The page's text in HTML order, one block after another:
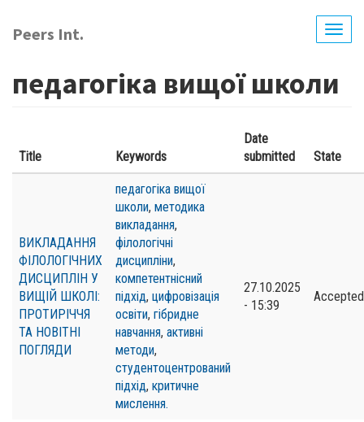
до
основного
Peers Int.
педагогіка вищої школи
Title Keywords
Date
submitted
State
ВИКЛАДАННЯ
ФІЛОЛОГІЧНИХ
ДИСЦИПЛІН У
ВИЩІЙ ШКОЛІ:
ПРОТИРІЧЧЯ
ТА НОВІТНІ
ПОГЛЯДИ
педагогіка вищої
школи, методика
викладання,
філологічні
дисципліни,
компетентнісний
підхід, цифровізація
освіти, гібридне
навчання, активні
методи,
студентоцентрований
підхід, критичне
мислення.
27.10.2025
- 15:39
Accepted